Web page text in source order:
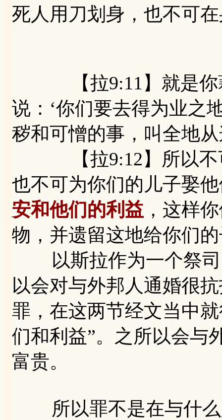
死人用刀划身，也不可
【拉9:11】就是你藉
说：‘你们要去得为业之
秽和可憎的事，叫全地
【拉9:12】所以不可
也不可为你们的儿子娶
安和他们的利益 ，这样
物，并遗留这地给你们
以斯拉作为一个祭司
以会对与外邦人通婚很
罪，在这两节经文当中
们和利益”。之所以会与
富贵。
所以罪不是在与什么